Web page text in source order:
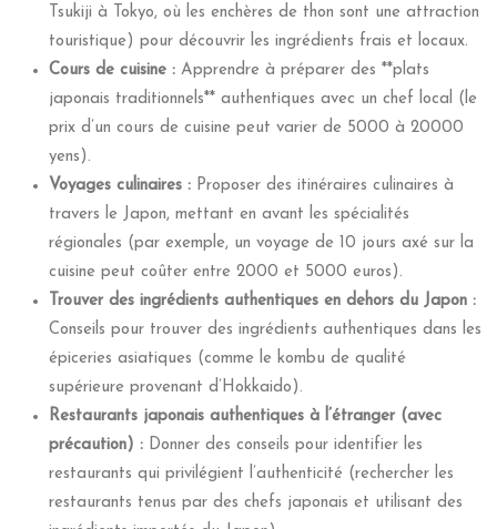
Tsukiji à Tokyo, où les enchères de thon sont une attraction
touristique) pour découvrir les ingrédients frais et locaux.
Cours de cuisine : Apprendre à préparer des **plats
japonais traditionnels** authentiques avec un chef local (le
prix d’un cours de cuisine peut varier de 5000 à 20000
yens).
Voyages culinaires : Proposer des itinéraires culinaires à
travers le Japon, mettant en avant les spécialités
régionales (par exemple, un voyage de 10 jours axé sur la
cuisine peut coûter entre 2000 et 5000 euros).
Trouver des ingrédients authentiques en dehors du Japon :
Conseils pour trouver des ingrédients authentiques dans les
épiceries asiatiques (comme le kombu de qualité
supérieure provenant d’Hokkaido).
Restaurants japonais authentiques à l’étranger (avec
précaution) : Donner des conseils pour identifier les
restaurants qui privilégient l’authenticité (rechercher les
restaurants tenus par des chefs japonais et utilisant des